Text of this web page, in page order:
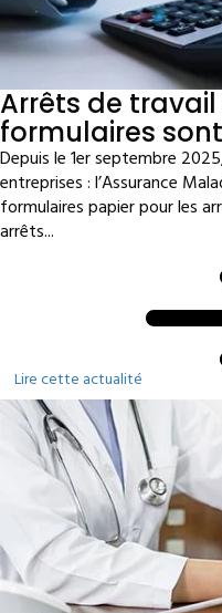
Arrêts de
formulaires
Depuis le 1er septembre
entreprises : l’Assurance
formulaires papier pour les
arrêts...
Lire cette actualité